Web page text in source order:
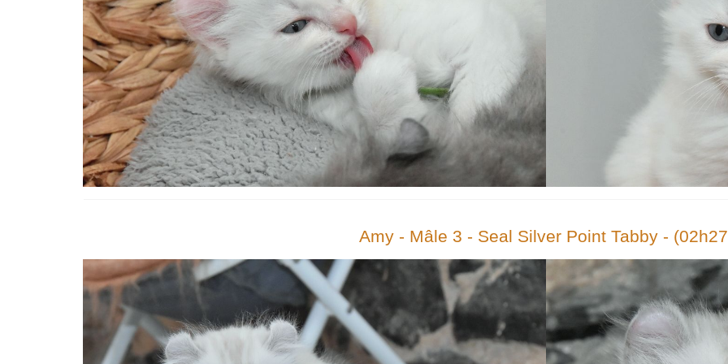
Amy - Mâle 3 - Seal Silver Point Tabby -